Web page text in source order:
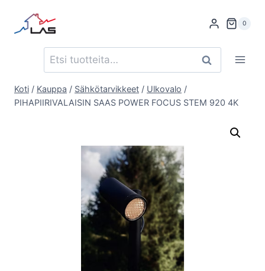
sisältöön
0
Etsi: Haku
Koti / Kauppa / Sähkötarvikkeet / Ulkovalo /
PIHAPIIRIVALAISIN SAAS POWER FOCUS STEM 920 4K